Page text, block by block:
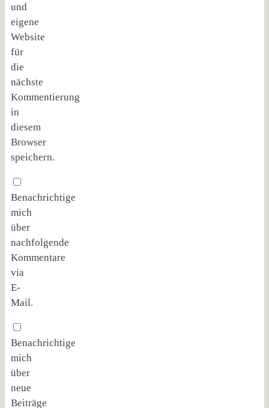
und
eigene
Website
für
die
nächste
Kommentierung
in
diesem
Browser
speichern.
Benachrichtige
mich
über
nachfolgende
Kommentare
via
E-
Mail.
Benachrichtige
mich
über
neue
Beiträge